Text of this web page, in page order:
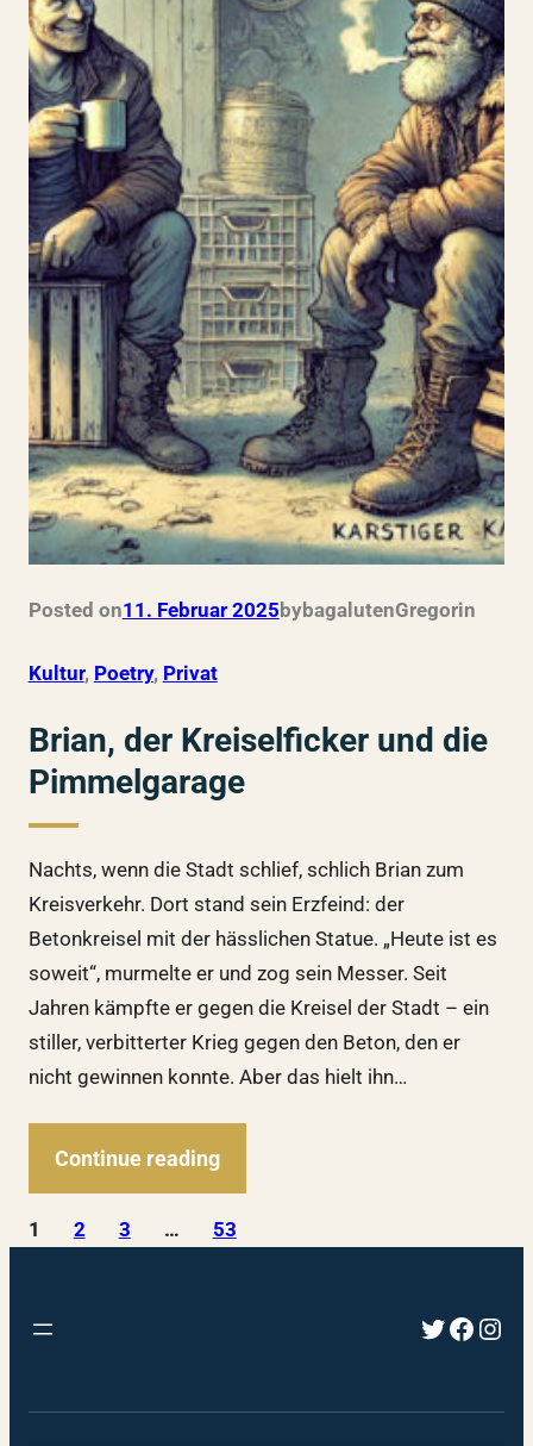
Posted on11. Februar 2025 bybagalutenGregorin
Kultur, Poetry, Privat
Brian, der Kreiselficker und die
Pimmelgarage
Nachts, wenn die Stadt schlief, schlich Brian zum
Kreisverkehr. Dort stand sein Erzfeind: der
Betonkreisel mit der hässlichen Statue. „Heute ist es
soweit“, murmelte er und zog sein Messer. Seit
Jahren kämpfte er gegen die Kreisel der Stadt – ein
stiller, verbitterter Krieg gegen den Beton, den er
nicht gewinnen konnte. Aber das hielt ihn…
Continue reading
1 2 3 … 53
Twitter